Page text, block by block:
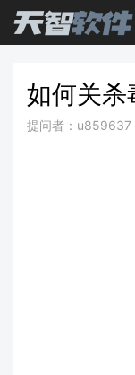
如何关杀
提问者：u859637